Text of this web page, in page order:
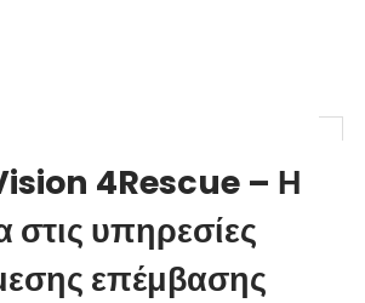
4Rescue – Η
στις υπηρεσίες
επέμβασης